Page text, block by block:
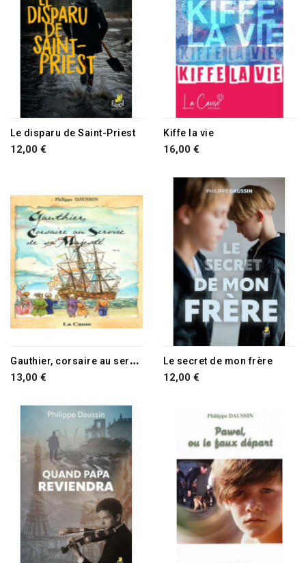
Le disparu de Saint-Priest
12,00 €
Kiffe la vie
16,00 €
G
authier, corsaire au service de sa Majesté
13,00 €
Le secret de mon frère
12,00 €